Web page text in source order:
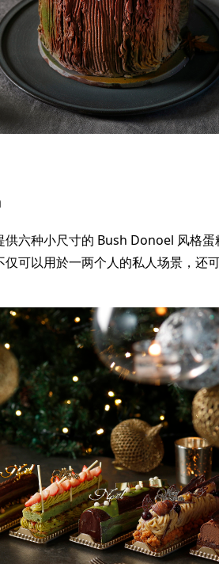
六种小尺寸的 Bush Donoel 风格蛋
可以用於一两个人的私人场景，还